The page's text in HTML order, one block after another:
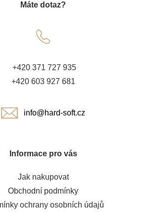
Máte dotaz?
+420 371 727 935
+420 603 927 681
info@hard-soft.cz
Informace pro vás
Jak nakupovat
Obchodní podmínky
ochrany osobních údajů